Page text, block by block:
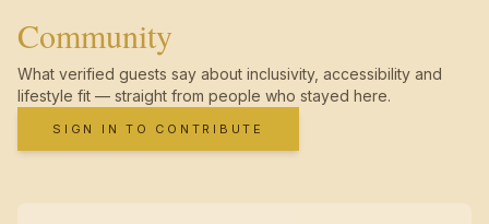
Community
What verified guests say about inclusivity, accessibility and
lifestyle fit — straight from people who stayed here.
SIGN IN TO CONTRIBUTE